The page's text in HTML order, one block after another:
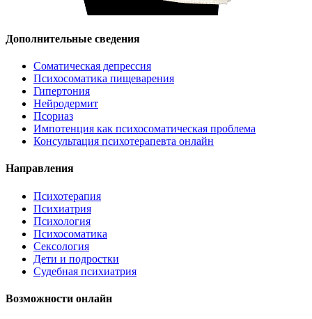
Дополнительные сведения
Соматическая депрессия
Психосоматика пищеварения
Гипертония
Нейродермит
Псориаз
Импотенция как психосоматическая проблема
Консультация психотерапевта онлайн
Направления
Психотерапия
Психиатрия
Психология
Психосоматика
Сексология
Дети и подростки
Судебная психиатрия
Возможности онлайн